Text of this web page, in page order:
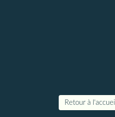
Retour à l'accueil